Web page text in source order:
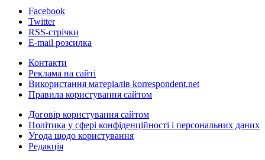
Facebook
Twitter
RSS-стрічки
E-mail розсилка
Контакти
Реклама на сайті
Використання матеріалів korrespondent.net
Правила користування сайтом
Договір користування сайтом
Політика у сфері конфіденційності і персональних даних
Угода щодо користування
Редакція